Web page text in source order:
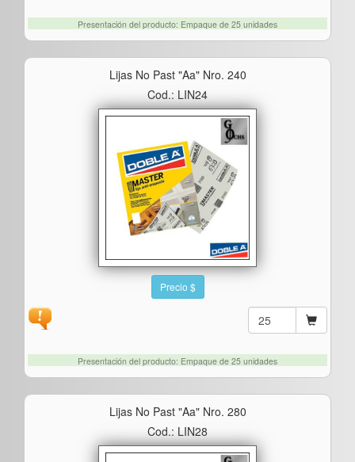
Presentación del producto: Empaque de 25 unidades
Lijas No Past "aa" Nro. 240
Cod.: LIN24
Precio $
Presentación del producto: Empaque de 25 unidades
Lijas No Past "aa" Nro. 280
Cod.: LIN28